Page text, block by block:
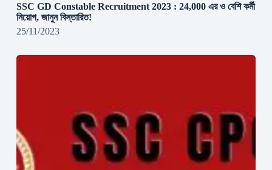
SSC GD Constable Recruitment 2023 : 24,000 এর ও বেশি কর্মী
নিয়োগ, জানুন বিস্তারিত!
25/11/2023